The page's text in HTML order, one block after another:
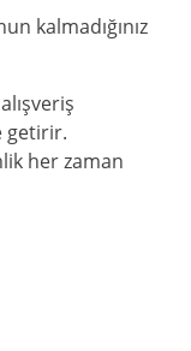
kalmadığınız
getirir.
her zaman